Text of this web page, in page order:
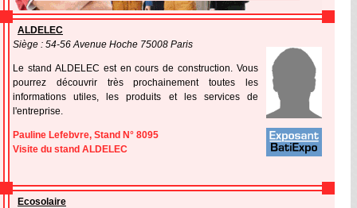
ALDELEC
Siège : 54-56 Avenue Hoche 75008 Paris
Le stand ALDELEC est en cours de construction. Vous
pourrez découvrir très prochainement toutes les
informations utiles, les produits et les services de
l'entreprise.
Pauline Lefebvre, Stand N° 8095
Visite du stand ALDELEC
Ecosolaire